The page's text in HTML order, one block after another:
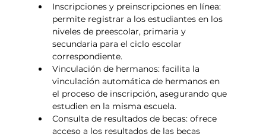
Inscripciones y preinscripciones en línea:
permite registrar a los estudiantes en los
niveles de preescolar, primaria y
secundaria para el ciclo escolar
correspondiente.
Vinculación de hermanos: facilita la
vinculación automática de hermanos en
el proceso de inscripción, asegurando que
estudien en la misma escuela.
Consulta de resultados de becas: ofrece
acceso a los resultados de las becas